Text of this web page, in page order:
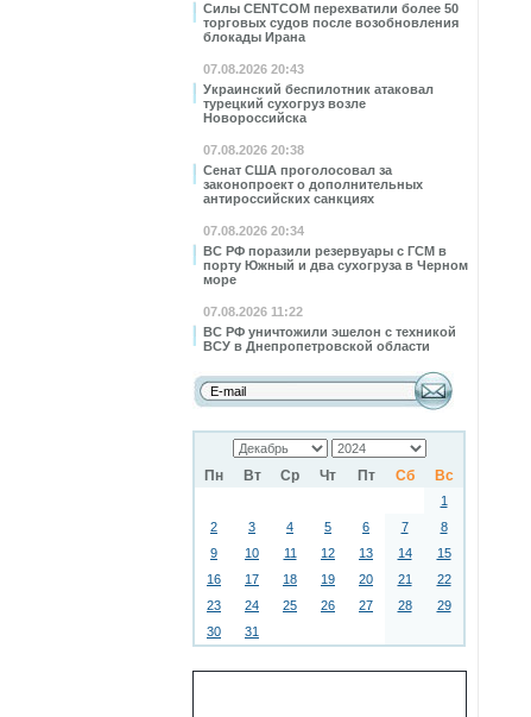
Силы CENTCOM перехватили более 50
торговых судов после возобновления
блокады Ирана
07.08.2026 20:43
Украинский беспилотник атаковал
турецкий сухогруз возле
Новороссийска
07.08.2026 20:38
Сенат США проголосовал за
законопроект о дополнительных
антироссийских санкциях
07.08.2026 20:34
ВС РФ поразили резервуары с ГСМ в
порту Южный и два сухогруза в Черном
море
07.08.2026 11:22
ВС РФ уничтожили эшелон с техникой
ВСУ в Днепропетровской области
Пн Вт Ср Чт Пт Сб Вс
1
2
3 4 5 6 7
8
9
10 11 12 13 14
15
16
17 18 19 20 21
22
23
24 25 26 27 28
29
30
31